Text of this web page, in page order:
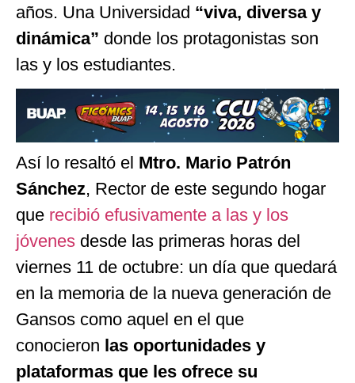
años. Una Universidad “viva, diversa y
dinámica” donde los protagonistas son
las y los estudiantes.
Así lo resaltó el Mtro. Mario Patrón
Sánchez, Rector de este segundo hogar
que recibió efusivamente a las y los
jóvenes desde las primeras horas del
viernes 11 de octubre: un día que quedará
en la memoria de la nueva generación de
Gansos como aquel en el que
conocieron las oportunidades y
plataformas que les ofrece su